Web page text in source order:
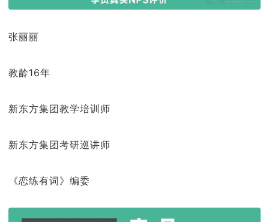
张丽丽
教龄16年
新东方集团教学培训师
新东方集团考研巡讲师
《恋练有词》编委